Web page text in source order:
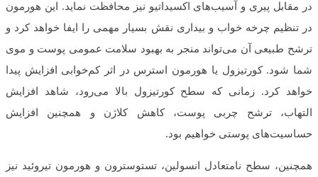
در مقابل پیری و آسیب‌های اکسیداتیو نیز محافظت نماید. این هورمون
در تنظیم چرخه خواب و بیداری نقش بسیار مهمی را ایفا خواهد کرد و
ترشح طبیعی آن می‌تواند منجر به بهبود سلامت عمومی پوست و موی
شما شود. کورتیزول یا هورمون استرس در اثر کم‌خوابی افزایش پیدا
خواهد کرد. زمانی که سطح کورتیزول بالا می‌رود، شاهد افزایش
التهاب، ترشح چربی پوست، کاهش کلاژن و همچنین افزایش
حساسیت‌های پوستی خواهیم بود.
همچنین، سطح نامتعادل انسولین، تستوسترون و هورمون تیروئید نیز